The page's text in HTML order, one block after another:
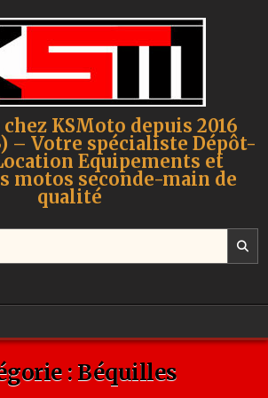
KSMoto depuis 2016
– Votre spécialiste Dépôt-
Equipements et
motos seconde-main de
qualité
: Béquilles